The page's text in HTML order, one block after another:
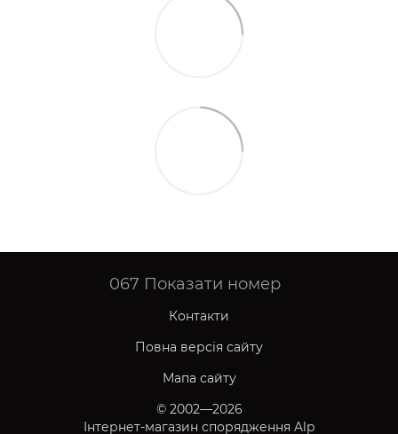
067 Показати номер
Контакти
Повна версія сайту
Мапа сайту
© 2002—2026
Інтернет-магазин спорядження Alp